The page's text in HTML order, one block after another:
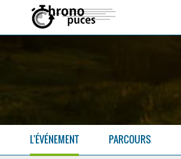
L'ÉVÉNEMENT PARCOURS